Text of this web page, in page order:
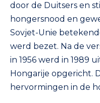
door de Duitsers en
hongersnood en
Sovjet-Unie
werd bezet. Na de
in 1956 werd in 1989
Hongarije opgericht.
hervormingen in de